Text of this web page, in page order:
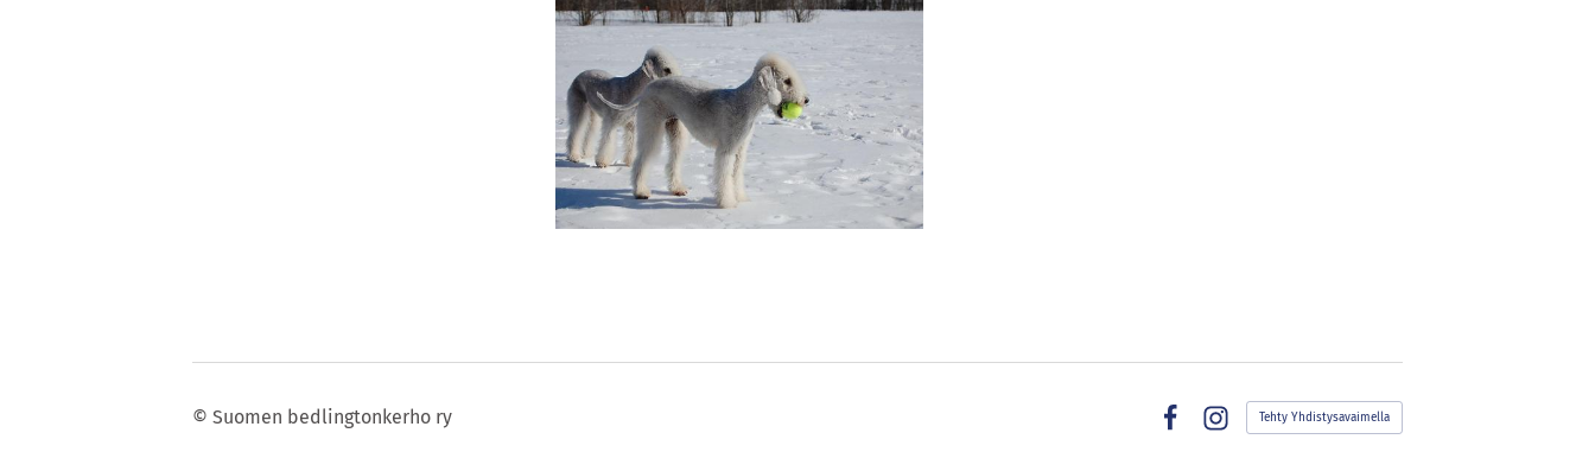
© Suomen bedlingtonkerho ry
Instagram
Tehty Yhdistysavaimella